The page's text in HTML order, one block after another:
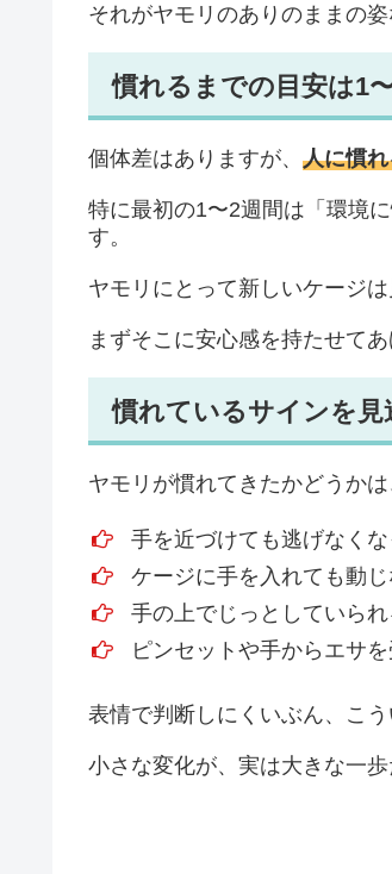
それがヤモリのありのままの姿
慣れるまでの目安は1
個体差はありますが、 人に慣
特に最初の1〜2週間は「環境
す。
ヤモリにとって新しいケージは
まずそこに安心感を持たせて
慣れているサインを見
ヤモリが慣れてきたかどうか
手を近づけても逃げなくな
ケージに手を入れても動
手の上でじっとしていら
ピンセットや手からエサ
表情で判断しにくいぶん、こ
小さな変化が、実は大きな一歩